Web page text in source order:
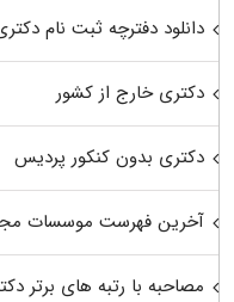
دانلود دفترچه ثبت نام
دکتری خارج از کشور
دکتری بدون کنکور پردیس
آخرین فهرست موسسات
مصاحبه با رتبه های برتر